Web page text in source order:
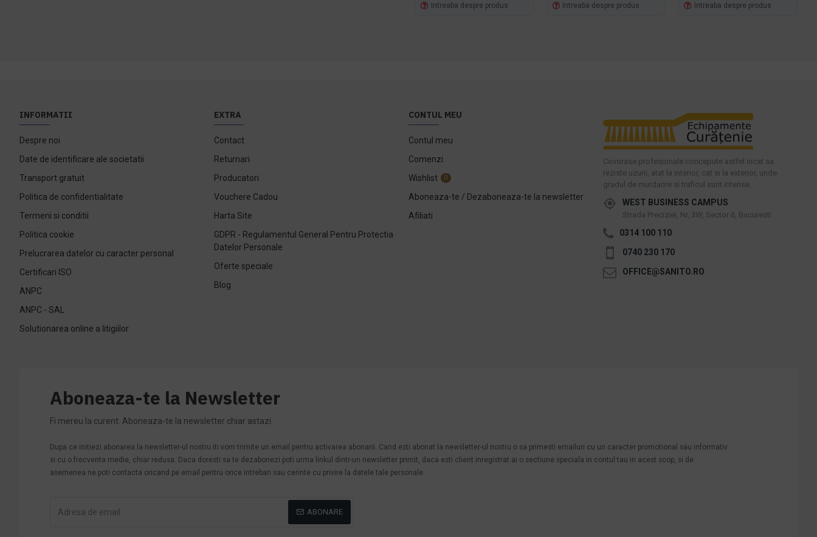
Intreaba despre produs
Intreaba despre produs
Intreaba despre produs
INFORMATII
Despre noi
Date de identificare ale societatii
Transport gratuit
Politica de confidentialitate
Termeni si conditii
Politica cookie
Prelucrarea datelor cu caracter personal
Certificari ISO
ANPC
ANPC - SAL
Solutionarea online a litigiilor
EXTRA
Contact
Returnari
Producatori
Vouchere Cadou
Harta Site
GDPR - Regulamentul General Pentru Protectia
Datelor Personale
Oferte speciale
Blog
CONTUL MEU
Contul meu
Comenzi
Wishlist
0
Aboneaza-te / Dezaboneaza-te la newsletter
Afiliati
Covorase profesionale concepute astfel incat sa
reziste uzurii, atat la interior, cat si la exterior, unde
gradul de murdarire si traficul sunt intense.
WEST BUSINESS CAMPUS
Strada Preciziei, Nr, 3W, Sector 6, Bucuresti
0314 100 110
0740 230 170
OFFICE@SANITO.RO
Aboneaza-te la Newsletter
Fi mereu la curent. Aboneaza-te la newsletter chiar astazi.
Dupa ce initiezi abonarea la newsletter-ul nostru iti vom trimite un email pentru activarea abonarii. Cand esti abonat la newsletter-ul nostru o sa primesti emailuri cu un caracter promotional sau informativ
si cu o frecventa medie, chiar redusa. Daca doresti sa te dezabonezi poti urma linkul dintr-un newsletter primit, daca esti client inregistrat ai o sectiune speciala in contul tau in acest scop, si de
asemenea ne poti contacta oricand pe email pentru orice intrebari sau cerinte cu privire la datele tale personale.
ABONARE